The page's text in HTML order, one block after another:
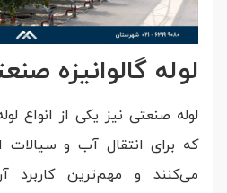
لوله گالوانیزه
لوله صنعتی نیز یکی از انواع
که برای انتقال آب و سیالات
می‌کنند و مهم‌ترین